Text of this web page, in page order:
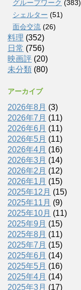
グループワーク (383)
シェルター (51)
面会交流 (26)
料理 (352)
日常 (756)
映画評 (20)
未分類 (80)
アーカイブ
2026年8月 (3)
2026年7月 (11)
2026年6月 (11)
2026年5月 (11)
2026年4月 (16)
2026年3月 (14)
2026年2月 (12)
2026年1月 (15)
2025年12月 (15)
2025年11月 (9)
2025年10月 (11)
2025年9月 (15)
2025年8月 (11)
2025年7月 (15)
2025年6月 (14)
2025年5月 (16)
2025年4月 (14)
2025年3月 (17)